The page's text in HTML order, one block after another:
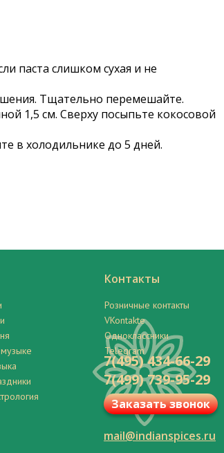
паста слишком сухая и не
Тщательно перемешайте.
1,5 см. Сверху посыпьте кокосовой
в холодильнике до 5 дней.
Контакты
Розничные контакты
VKontakte
Одноклассники
Telegram
7(495) 434-66-29
7(499) 739-95-29
Заказать звонок
mail@indianspices.ru